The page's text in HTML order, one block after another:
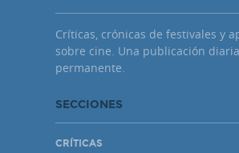
Críticas, crónicas de festivales y
sobre cine. Una publicación
permanente.
SECCIONES
CRÍTICAS